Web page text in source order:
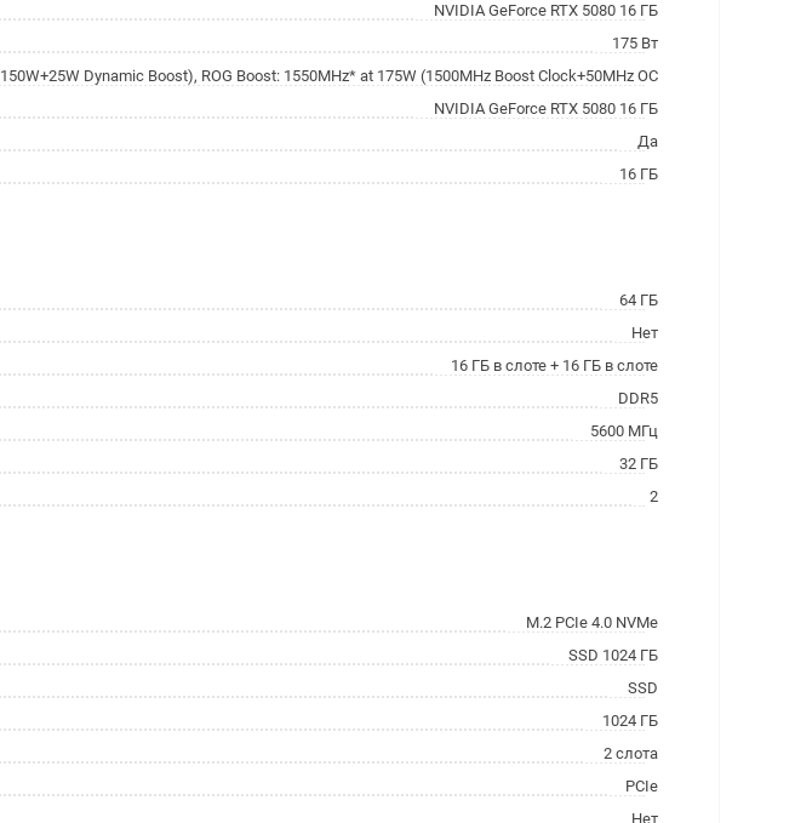
NVIDIA GeForce RTX 5080 16 ГБ
175 Вт
150W+25W Dynamic Boost), ROG Boost: 1550MHz* at 175W (1500MHz Boost Clock+50MHz OC
NVIDIA GeForce RTX 5080 16 ГБ
Да
16 ГБ
64 ГБ
Нет
16 ГБ в слоте + 16 ГБ в слоте
DDR5
5600 МГц
32 ГБ
2
M.2 PCIe 4.0 NVMe
SSD 1024 ГБ
SSD
1024 ГБ
2 слота
PCIe
Нет